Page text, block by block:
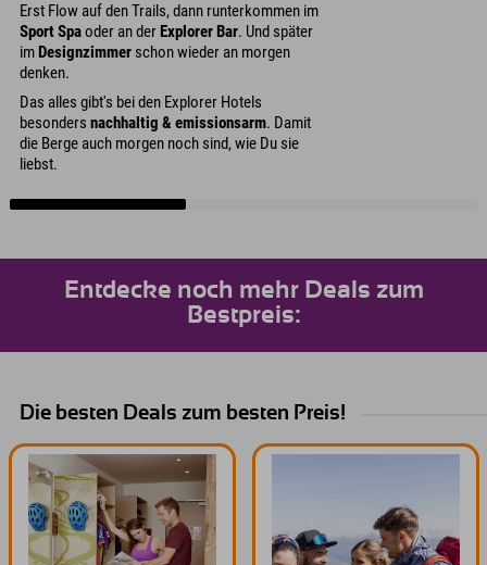
Erst Flow auf den Trails, dann runterkommen im
Sport Spaoder an der Explorer Bar. Und später
im Designzimmer schon wieder an morgen
denken.
Das alles gibt's bei den Explorer Hotels
besonders nachhaltig & emissionsarm. Damit
die Berge auch morgen noch sind, wie Du sie
liebst.
Entdecke noch mehr Deals zum
Bestpreis:
Die besten Deals zum besten Preis!